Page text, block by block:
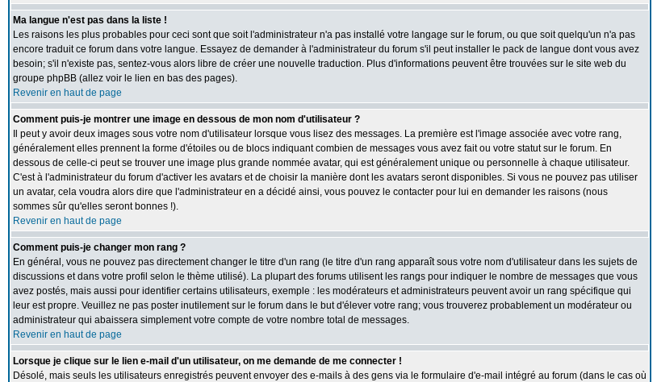
Ma langue n'est pas dans la liste !
Les raisons les plus probables pour ceci sont que soit l'administrateur n'a pas installé votre langage sur le forum, ou que soit quelqu'un n'a pas
encore traduit ce forum dans votre langue. Essayez de demander à l'administrateur du forum s'il peut installer le pack de langue dont vous avez
besoin; s'il n'existe pas, sentez-vous alors libre de créer une nouvelle traduction. Plus d'informations peuvent être trouvées sur le site web du
groupe phpBB (allez voir le lien en bas des pages).
Revenir en haut de page
Comment puis-je montrer une image en dessous de mon nom d'utilisateur ?
Il peut y avoir deux images sous votre nom d'utilisateur lorsque vous lisez des messages. La première est l'image associée avec votre rang,
généralement elles prennent la forme d'étoiles ou de blocs indiquant combien de messages vous avez fait ou votre statut sur le forum. En
dessous de celle-ci peut se trouver une image plus grande nommée avatar, qui est généralement unique ou personnelle à chaque utilisateur.
C'est à l'administrateur du forum d'activer les avatars et de choisir la manière dont les avatars seront disponibles. Si vous ne pouvez pas utiliser
un avatar, cela voudra alors dire que l'administrateur en a décidé ainsi, vous pouvez le contacter pour lui en demander les raisons (nous
sommes sûr qu'elles seront bonnes !).
Revenir en haut de page
Comment puis-je changer mon rang ?
En général, vous ne pouvez pas directement changer le titre d'un rang (le titre d'un rang apparaît sous votre nom d'utilisateur dans les sujets de
discussions et dans votre profil selon le thème utilisé). La plupart des forums utilisent les rangs pour indiquer le nombre de messages que vous
avez postés, mais aussi pour identifier certains utilisateurs, exemple : les modérateurs et administrateurs peuvent avoir un rang spécifique qui
leur est propre. Veuillez ne pas poster inutilement sur le forum dans le but d'élever votre rang; vous trouverez probablement un modérateur ou
administrateur qui abaissera simplement votre compte de votre nombre total de messages.
Revenir en haut de page
Lorsque je clique sur le lien e-mail d'un utilisateur, on me demande de me connecter !
Désolé, mais seuls les utilisateurs enregistrés peuvent envoyer des e-mails à des gens via le formulaire d'e-mail intégré au forum (dans le cas où